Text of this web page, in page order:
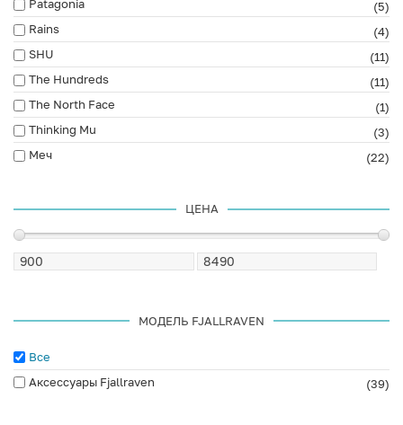
Patagonia
(5)
Rains
(4)
SHU
(11)
The Hundreds
(11)
The North Face
(1)
Thinking Mu
(3)
Меч
(22)
ЦЕНА
МОДЕЛЬ FJALLRAVEN
Все
Аксессуары Fjallraven
(39)